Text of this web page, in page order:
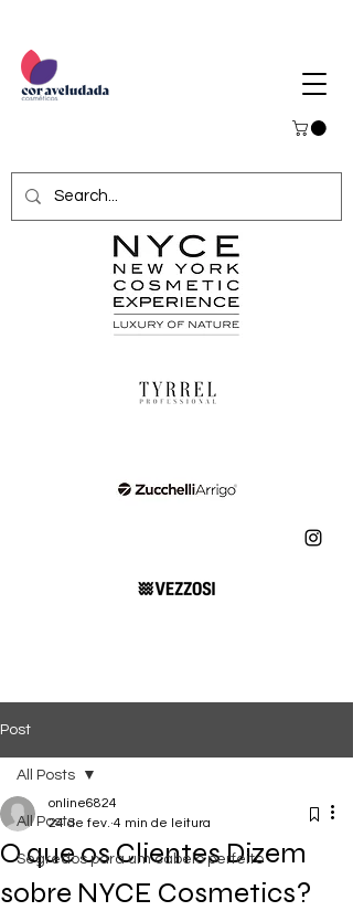
Post
All Posts
Segredos para um cabelo perfeito
All Posts
O que os Clientes Dizem
sobre NYCE Cosmetics?
online6824
24 de fev. 4 min de leitura